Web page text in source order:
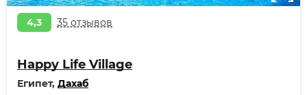
4,3 35 отзывов
Happy Life Village
Египет, Дахаб